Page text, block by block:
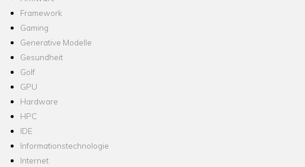
Framework
Gaming
Generative Modelle
Gesundheit
Golf
GPU
Hardware
HPC
IDE
Informationstechnologie
Internet